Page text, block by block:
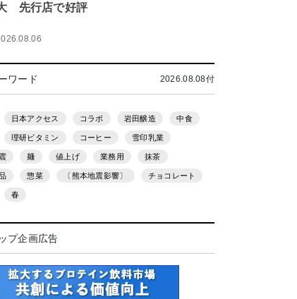
先行店で好評
ワード 2026.08.08付
日本アクセス コラボ 岩田醸造 中食
理研ビタミン コーヒー 雪印乳業
麺 値上げ 業務用 抹茶
惣菜 〔熊本地震影響〕 チョコレート
春
プ企画広告